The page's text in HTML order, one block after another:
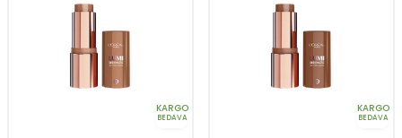
KARGO
BEDAVA
KARGO
BEDAVA